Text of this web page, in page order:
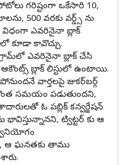
ఫోటోలు గరిష్టంగా ఒకేసారి 10,
500 వరకు వర్డ్స్ ను
విధంగా ఎవరినైనా బ్లాక్
కావొచ్చు.
ఎవరినైనా బ్లాక్ చేసి
ఆకౌంట్స్ బ్లాక్ లిస్టులో ఉంటాయి.
వార్తలపై జుకర్‌బర్గ్‌
సమయం పడుతుందని,
ఓ పబ్లిక్‌ కన్వర్జేషన్‌
ట్విట్టర్ కు ఆ
ఆ ఘనతకు తాము